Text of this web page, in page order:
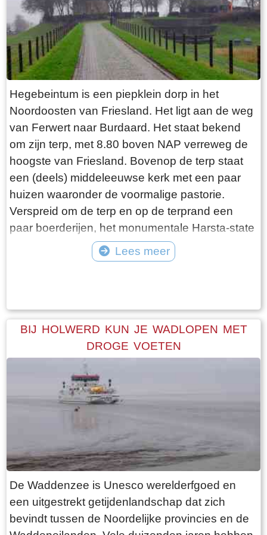
explosie heeft plaatsgevonden. Niets is minder
waar. De laatste bewoner van Jongemastate
was Burgemeester van Slooten. Hij was
burgemeester van de gemeente
Rauwerderhem. Het voormalige gemeentehuis
staat een eindje verderop. Het is moeilijk voor te
stellen maar toen hij verhuisde heeft hij de state
met de grond gelijk laten maken. Misschien
heeft hij tevergeefs een advertentie geplaatst in
de Leeuwarder Courant met de vraag of iemand
zijn ambtswoning zou willen overnemen voor
een schappelijk prijsje. Wellicht bij gebrek aan
belangstelling heeft Burgemeester van Slooten
er korte metten mee gemaakt. Opgeruimd staat
netjes moet hij hebben gedacht, terwijl hij de
deur voor de laatste keer achter zich sloot!
Hegebeintum is een piepklein dorp in het
Noordoosten van Friesland. Het ligt aan de weg
van Ferwert naar Burdaard. Het staat bekend
om zijn terp, met 8.80 boven NAP verreweg de
hoogste van Friesland. Bovenop de terp staat
een (deels) middeleeuwse kerk met een paar
huizen waaronder de voormalige pastorie.
Verspreid om de terp en op de terprand een
paar boerderijen, het monumentale Harsta-state
en een dozijn huizen. Gisteren was ik er op een
druilerige dag in december. Voordeel van deze
optimaal uitzicht op de terp en haar bebouwing.
Een ideale dag voor een “rondje om de kerk”.
Vanaf de parkeerplaats bij het
bezoekerscentrum loop je via een voetpad van
rode klinkers de terp op. De kerk is helaas dicht,
want deze is aan de binnenkant ook de moeite
waard. Er hangt een aantal historische houten
rouwborden aan de muur. In de huizen brandt
licht en de kachel. Aan de andere kant van de
terp loop je weer naar beneden, nu via voetpad
van gele klinkers. Als je daarna links aanhoudt
kom je gewoon weer uit waar je bent begonnen.
Het is moeilijk voor te stellen dat een dergelijk
terp ooit door mensenhanden is gemaakt.
Lees meer
BIJ HOLWERD KUN JE WADLOPEN MET
DROGE VOETEN
De Waddenzee is Unesco werelderfgoed en
een uitgestrekt getijdenlandschap dat zich
bevindt tussen de Noordelijke provincies en de